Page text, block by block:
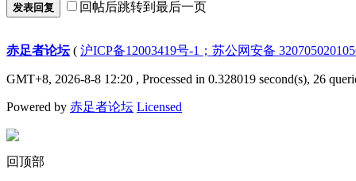
发表回复 回帖后跳转到最后一页
赤足者论坛( 沪ICP备12003419号-1；苏公网安备
GMT+8, 2026-8-8 12:20 , Processed in 0.328019 second(s), 26
Powered by 赤足者论坛 Licensed
回顶部